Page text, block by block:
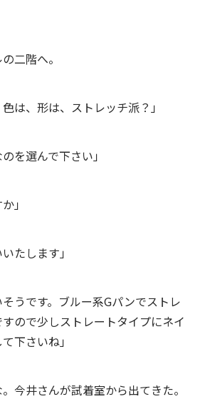
二階へ。
は、形は、ストレッチ派？」
を選んで下さい」
」
たします」
そうです。ブルー系Gパンでストレ
ので少しストレートタイプにネイ
下さいね」
今井さんが試着室から出てきた。